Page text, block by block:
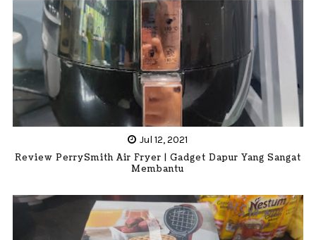
Jul 12, 2021
Review PerrySmith Air Fryer | Gadget Dapur Yang Sangat
Membantu